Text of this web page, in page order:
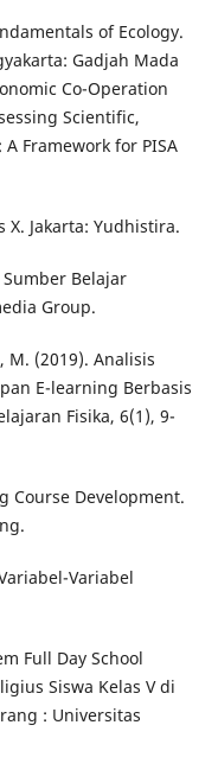
of Ecology.
Gadjah Mada
Co-Operation
Scientific,
Framework for PISA
X. Jakarta: Yudhistira.
Belajar
Group.
M. (2019). Analisis
E-learning Berbasis
Fisika, 6(1), 9-
Course Development.
Variabel
Full Day School
Siswa Kelas V di
: Universitas